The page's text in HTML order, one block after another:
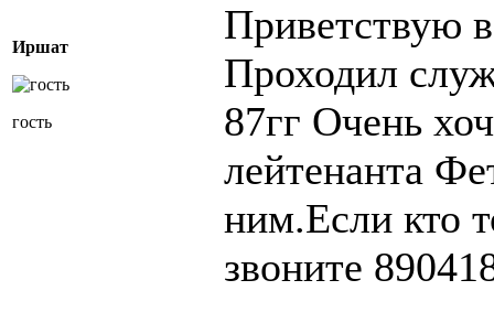
Иршат
гость
Приветствую
Проходил
87гг Очень
лейтенанта
ним.Если кто
звоните